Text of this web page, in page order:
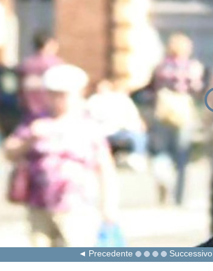
Precedente Successivo